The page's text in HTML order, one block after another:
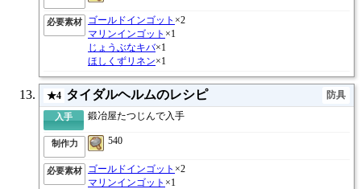
必要素材 ゴールドインゴット ×2
マリンインゴット ×1
じょうぶなキバ×1
ほしくずリネン×1
★4 タイダルヘルムのレシピ 防具
入手 鍛冶屋たつじんで入手
制作力 540
必要素材 ゴールドインゴット ×2
マリンインゴット ×1